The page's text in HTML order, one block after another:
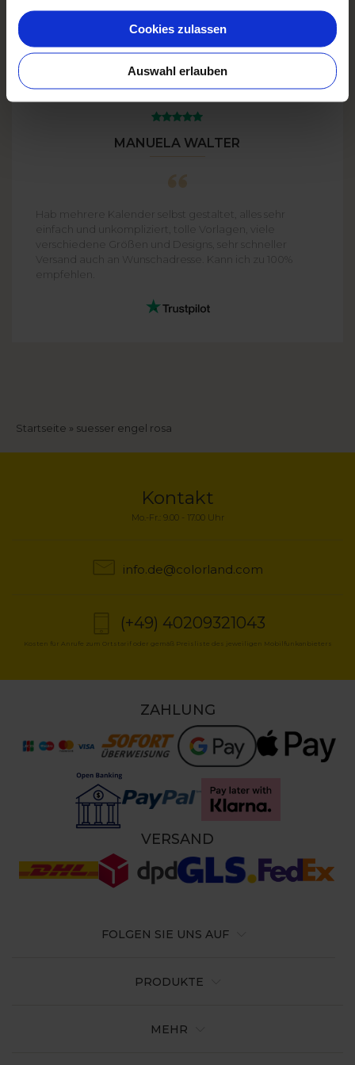
Cookies zulassen
Auswahl erlauben
MANUELA WALTER
Hab mehrere Kalender selbst gestaltet, alles sehr
einfach und unkompliziert, tolle Vorlagen, viele
verschiedene Größen und Designs, sehr schneller
Versand auch an Wunschadresse. Kann ich zu 100%
empfehlen.
Pfadnavigation
Startseite suesser engel rosa
Kontakt
Mo.-Fr.: 9.00 - 17.00 Uhr
info.de@colorland.com
(+49) 40209321043
Kosten für Anrufe zum Ortstarif oder gemäß Preisliste des jeweiligen Mobilfunkanbieters
PRODUKTE
MEHR
FOLGEN SIE UNS AUF
ZAHLUNG
VERSAND